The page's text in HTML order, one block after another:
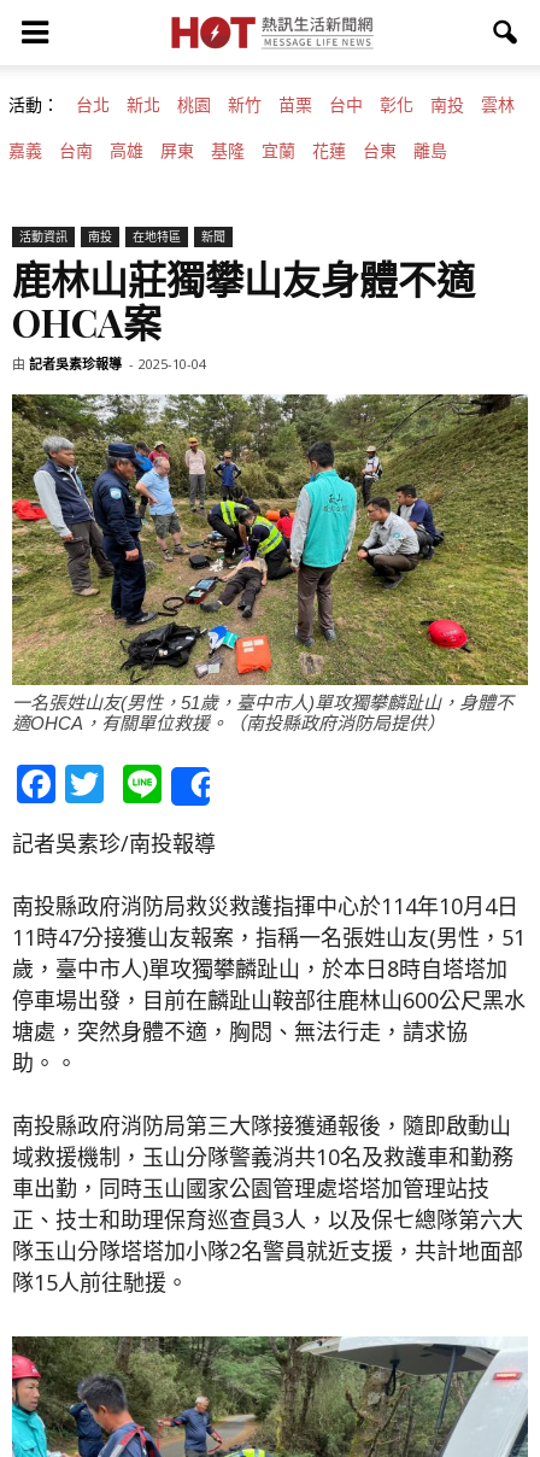
活動： 台北 新北 桃園 新竹 苗栗 台中 彰化 南投 雲林
嘉義 台南 高雄 屏東 基隆 宜蘭 花蓮 台東 離島
活動資訊 南投 在地特區 新聞
鹿林山莊獨攀山友身體不適
OHCA案
由 記者吳素珍報導 - 2025-10-04
一名張姓山友(男性，51歲，臺中市人)單攻獨攀麟趾山，身體不
適OHCA，有關單位救援。（南投縣政府消防局提供）
Facebook
Twitter
Line
記者吳素珍/南投報導
南投縣政府消防局救災救護指揮中心於114年10月4日
11時47分接獲山友報案，指稱一名張姓山友(男性，51
歲，臺中市人)單攻獨攀麟趾山，於本日8時自塔塔加
停車場出發，目前在麟趾山鞍部往鹿林山600公尺黑水
塘處，突然身體不適，胸悶、無法行走，請求協
助。。
南投縣政府消防局第三大隊接獲通報後，隨即啟動山
域救援機制，玉山分隊警義消共10名及救護車和勤務
車出勤，同時玉山國家公園管理處塔塔加管理站技
正、技士和助理保育巡查員3人，以及保七總隊第六大
隊玉山分隊塔塔加小隊2名警員就近支援，共計地面部
隊15人前往馳援。